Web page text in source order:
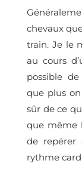
chevaux
train. Je le
au cours
possible
que plus
sûr de ce
que même
de repérer
rythme